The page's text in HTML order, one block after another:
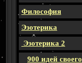
Философия
Эзотерика
Эзотерика 2
900 идей своего